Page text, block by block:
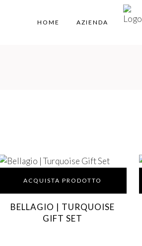
HOME AZIENDA
ACQUISTA PRODOTTO
BELLAGIO | TURQUOISE
GIFT SET